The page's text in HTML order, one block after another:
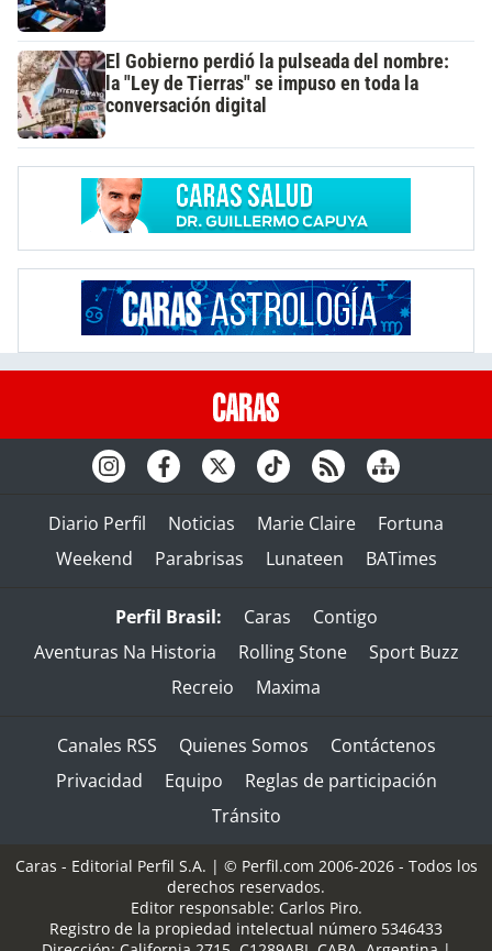
El Gobierno perdió la pulseada del nombre:
la "Ley de Tierras" se impuso en toda la
conversación digital
Diario Perfil Noticias Marie Claire
Fortuna
Weekend
Parabrisas Lunateen BATimes
Perfil Brasil: Caras
Contigo
Aventuras Na Historia
Rolling Stone
Sport Buzz
Recreio
Maxima
Canales RSS Quienes Somos
Contáctenos
Privacidad
Equipo
Reglas de participación
Tránsito
Caras - Editorial Perfil S.A. | © Perfil.com 2006-2026 - Todos los
derechos reservados.
Editor responsable: Carlos Piro.
Registro de la propiedad intelectual número 5346433